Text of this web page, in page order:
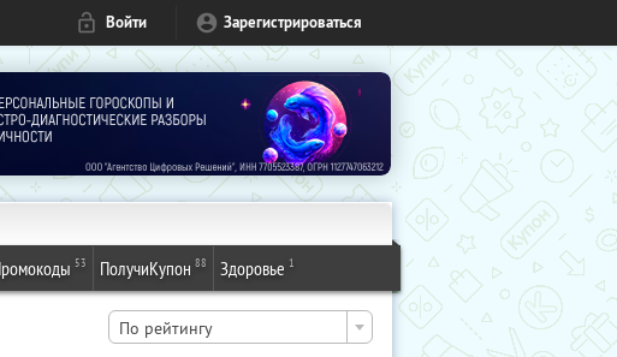
Войти Зарегистрироваться
53 ПолучиКупон 88 Здоровье 1
По рейтингу